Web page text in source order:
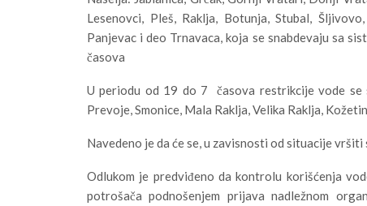
Lesenovci, Pleš, Raklja, Botunja, Stubal,
Panjevac i deo Trnavaca, koja se snabdevaju sa
časova
U periodu od 19 do 7 časova restrikcije vode se
Prevoje, Smonice, Mala Raklja, Velika Raklja,
Navedeno je da će se, u zavisnosti od situacije
Odlukom je predviđeno da kontrolu korišćenja
potrošača podnošenjem prijava nadležnom